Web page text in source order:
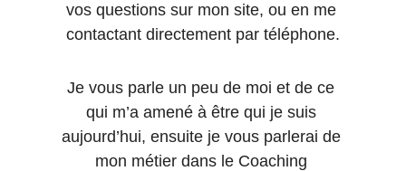
vos questions sur mon site, ou en me
contactant directement par téléphone.
Je vous parle un peu de moi et de ce
qui m’a amené à être qui je suis
aujourd’hui, ensuite je vous parlerai de
mon métier dans le Coaching